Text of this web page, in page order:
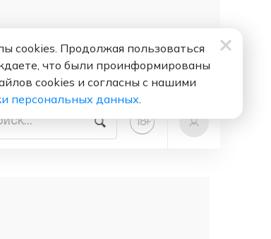
18+
cookies. Продолжая пользоваться
что были проинформированы
cookies и согласны с нашими
персональных данных.